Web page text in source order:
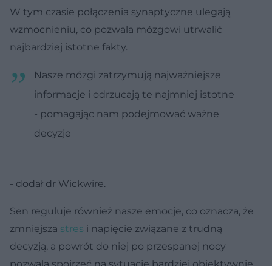
W tym czasie połączenia synaptyczne ulegają
wzmocnieniu, co pozwala mózgowi utrwalić
najbardziej istotne fakty.
Nasze mózgi zatrzymują najważniejsze
informacje i odrzucają te najmniej istotne
- pomagając nam podejmować ważne
decyzje
- dodał dr Wickwire.
Sen reguluje również nasze emocje, co oznacza, że
zmniejsza stres i napięcie związane z trudną
decyzją, a powrót do niej po przespanej nocy